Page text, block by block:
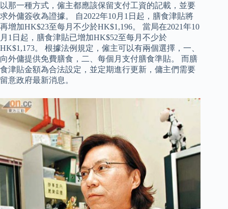
以那一種方式，僱主都應該保留支付工資的記載，並要
求外傭簽收為證據。 自2022年10月1日起，膳食津貼將
再增加HK$23至每月不少於HK$1,196。 當局在2021年10
月1日起，膳食津貼已增加HK$52至每月不少於
HK$1,173。 根據法例規定，僱主可以有兩個選擇，一、
向外傭提供免費膳食，二、每個月支付膳食準貼。 而膳
食津貼金額為合法設定，並定期進行更新，傭主們需要
留意政府最新消息。